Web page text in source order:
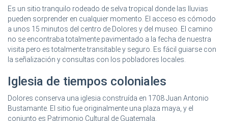
Es un sitio tranquilo rodeado de selva tropical donde las lluvias
pueden sorprender en cualquier momento. El acceso es cómodo
a unos 15 minutos del centro de Dolores y del museo. El camino
no se encontraba totalmente pavimentado a la fecha de nuestra
visita pero es totalmente transitable y seguro. Es fácil guiarse con
la señalización y consultas con los pobladores locales.
Iglesia de tiempos coloniales
Dolores conserva una iglesia construída en 1708 Juan Antonio
Bustamante. El sitio fue originalmente una plaza maya, y el
conjunto es Patrimonio Cultural de Guatemala.